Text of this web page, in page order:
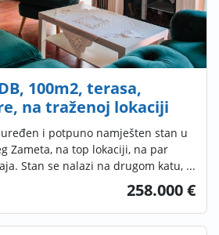
100m2, terasa,
na traženoj lokaciji
i potpuno namješten stan u
Zameta, na top lokaciji, na par
Stan se nalazi na drugom katu, ...
258.000 €